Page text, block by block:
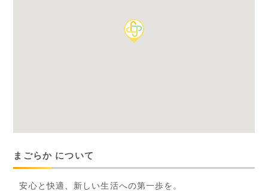
まごらか について
安心と快適、新しい生活への第一歩を。